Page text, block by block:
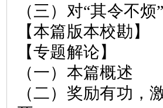
（三）对“其令不
【本篇版本校勘】
【专题解论】
（一）本篇概述
（二）奖励有功，